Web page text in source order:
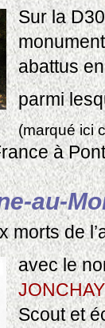
Sur la
abattus
parmi
(marqué ici
à
au-
morts de
avec le
JONCHAY
Scout et